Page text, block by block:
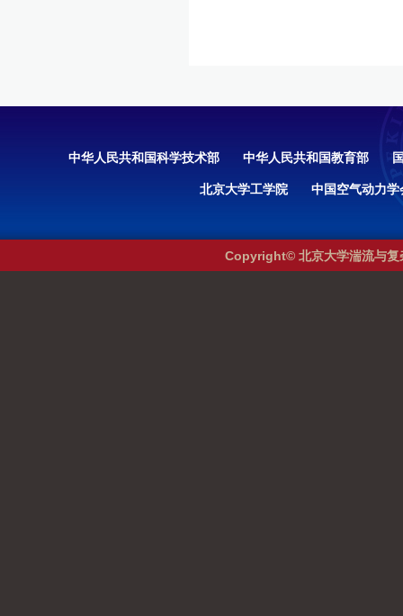
中华人民共和国科学技术部 中华人民共和国教育部
北京大学工学院 中国空气动力学
Copyright© 北京大学湍流与